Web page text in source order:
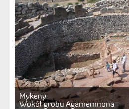
Mykeny
Wokół grobu Agamemnona